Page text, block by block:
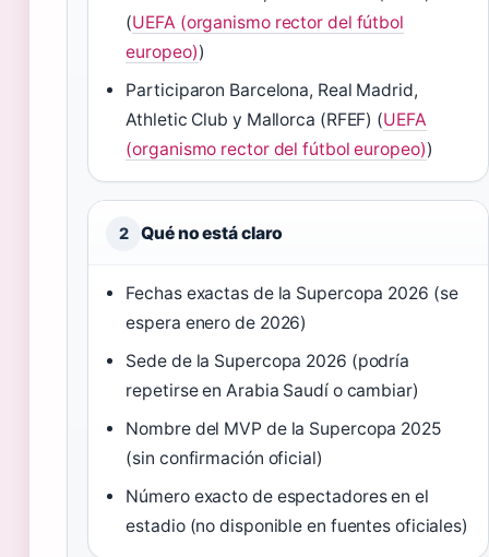
(UEFA (organismo rector del fútbol
europeo))
Participaron Barcelona, Real Madrid,
Athletic Club y Mallorca (RFEF) (UEFA
(organismo rector del fútbol europeo))
2 Qué no está claro
Fechas exactas de la Supercopa 2026 (se
espera enero de 2026)
Sede de la Supercopa 2026 (podría
repetirse en Arabia Saudí o cambiar)
Nombre del MVP de la Supercopa 2025
(sin confirmación oficial)
Número exacto de espectadores en el
estadio (no disponible en fuentes oficiales)